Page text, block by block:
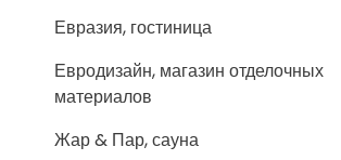
Евразия, гостиница
Евродизайн, магазин отделочных
материалов
Жар & Пар, сауна